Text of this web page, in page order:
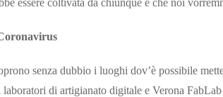
essere coltivata da chiunque e che noi
senza dubbio i luoghi dov’è possibile
di artigianato digitale e Verona